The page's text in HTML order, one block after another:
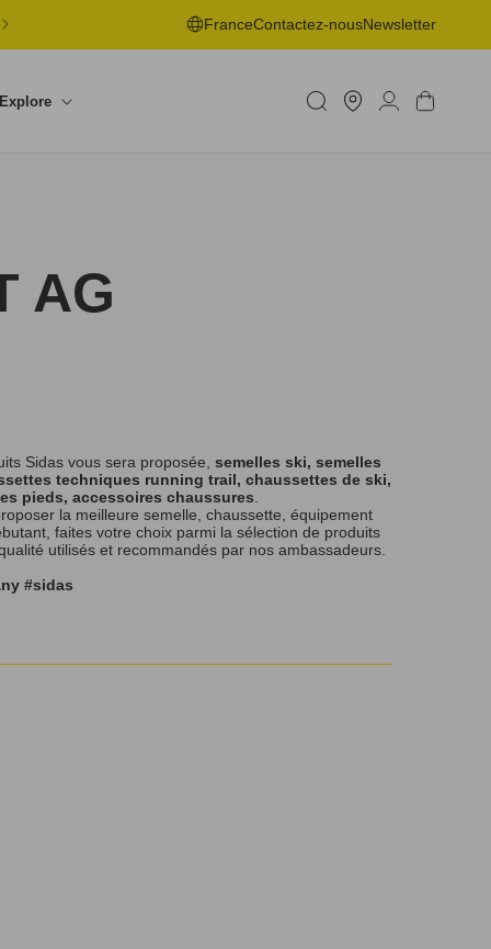
LIVRAISON OFFERTE EN POINT DE RETRAIT DÈS 50€ -
RETOURS SOUS 30J
FranceContactez-nousNewsletter
Explore
un
shop
ConnexionPanier
AG
Sidas vous sera proposée, semelles ski, semelles
techniques running trail, chaussettes de ski,
pieds, accessoires chaussures
la meilleure semelle, chaussette, équipement
faites votre choix parmi la sélection de produits
utilisés et recommandés par nos ambassadeurs.
#sidas